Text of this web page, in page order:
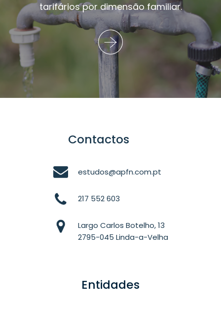
tarifários por dimensão familiar.
Contactos
estudos@apfn.com.pt
217 552 603
Largo Carlos Botelho, 13
2795-045 Linda-a-Velha
Entidades